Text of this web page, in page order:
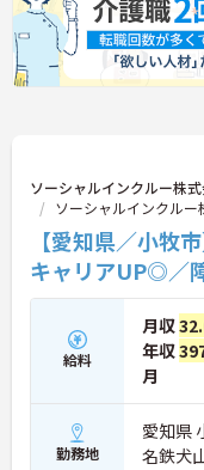
ソーシャルインクルー株
ソーシャルインクルー
【愛知県／小牧
キャリアUP◎／
給料
月収
年収
月
勤務地
愛知県
名鉄犬